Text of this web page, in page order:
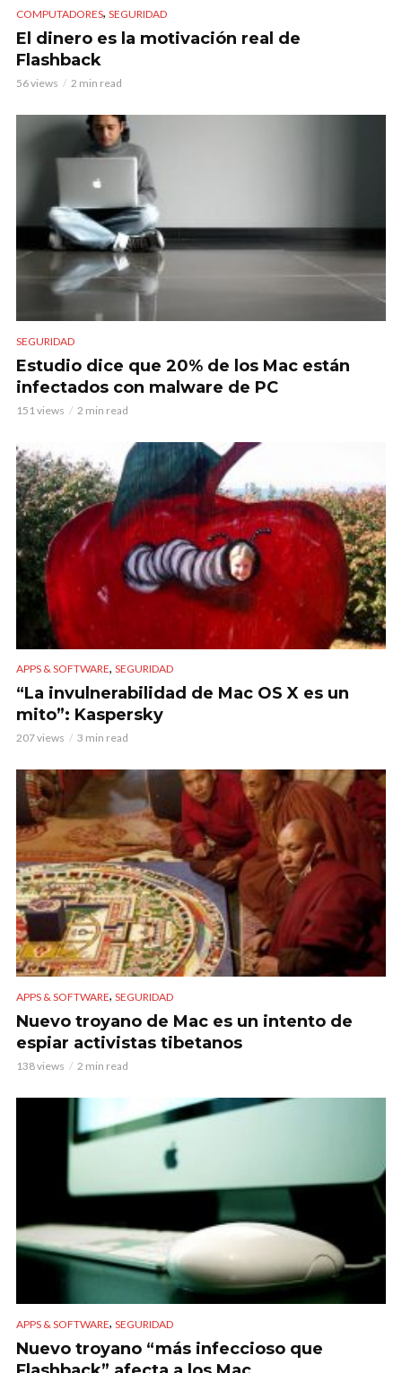
COMPUTADORES, SEGURIDAD
El dinero es la motivación real de
Flashback
56 views 2 min read
SEGURIDAD
Estudio dice que 20% de los Mac están
infectados con malware de PC
151 views 2 min read
APPS & SOFTWARE, SEGURIDAD
“La invulnerabilidad de Mac OS X es un
mito”: Kaspersky
207 views 3 min read
APPS & SOFTWARE, SEGURIDAD
Nuevo troyano de Mac es un intento de
espiar activistas tibetanos
138 views 2 min read
APPS & SOFTWARE, SEGURIDAD
Nuevo troyano “más infeccioso que